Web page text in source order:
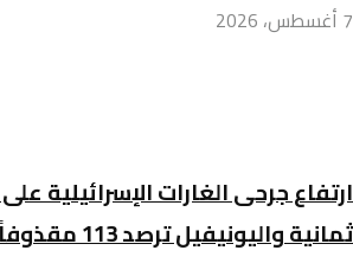
7 أغسطس، 2026
ارتفاع جرحى الغارات الإسرائيلية
ثمانية واليونيفيل ترصد 113 مقذوفاً